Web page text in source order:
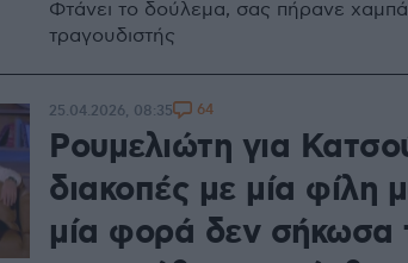
Φτάνει το δούλεμα, σας πήρανε
τραγουδιστής
Ρουμελιώτη για
διακοπές με μία φίλη
μία φορά δεν σήκωσα
25.04.2026, 08:35 64